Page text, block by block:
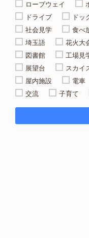
ロープウェイ
ドライブ
ドッ
社会見学
食べ
埼玉語
花火大
図書館
工場見
展望台
スカイ
屋内施設
電車
交流
子育て